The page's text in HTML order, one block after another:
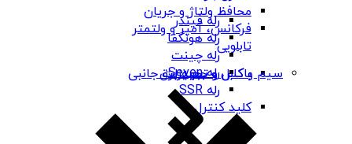
رله فیندر
رله هونگفا
رله چینت
رله Seven
رله SSR
کلید کنترل
محافظ ولتاژ و جریان
فرکانس، آمپر و ولتمتر
تابلویی
باکس و جعبه برق
سیم و کابل و تجهیزات جانبی